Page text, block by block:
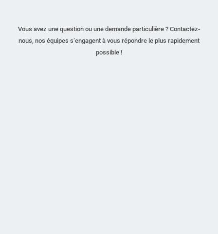
Vous avez une question ou une demande particulière ? Contactez-
nous, nos équipes s’engagent à vous répondre le plus rapidement
possible !